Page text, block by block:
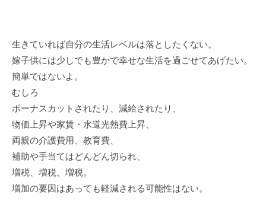
生きていれば自分の生活レベルは落としたくない。
嫁子供には少しでも豊かで幸せな生活を過ごせてあげたい。
簡単ではないよ。
むしろ
ボーナスカットされたり、減給されたり、
物価上昇や家賃・水道光熱費上昇、
両親の介護費用、教育費、
補助や手当てはどんどん切られ、
増税、増税、増税。
増加の要因はあっても軽減される可能性はない。